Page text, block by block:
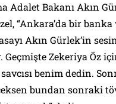
Adalet Bakanı Akın
“Ankara’da bir banka
Akın Gürlek’in
Zekeriya Öz
benim dedin.
bundan sonraki